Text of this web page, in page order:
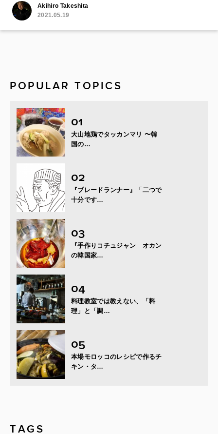
Akihiro Takeshita
2021.05.19
POPULAR TOPICS
大山地鶏でタッカンマリ 〜韓
国の…
『ブレードランナー』「二つで
十分です…
『手作りコチュジャン オカン
の韓国家…
料理教室では教えない、「料
理」と「調…
本場モロッコのレシピで作るチ
キン・タ…
TAGS